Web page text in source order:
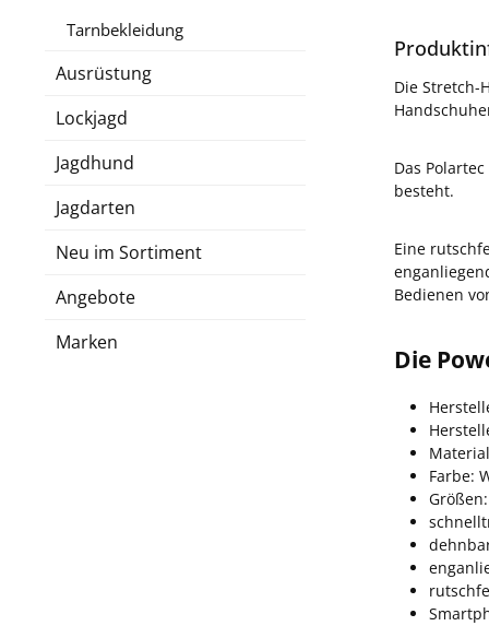
Tarnbekleidung
Ausrüstung
Lockjagd
Jagdhund
Jagdarten
Neu im Sortiment
Angebote
Marken
Die Stretch-
Das
besteht.
Eine
Bedienen
Die
Farbe:
Größen: